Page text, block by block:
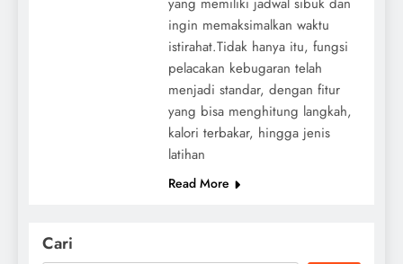
ingin memaksimalkan waktu
istirahat.Tidak hanya itu, fungsi
pelacakan kebugaran telah
menjadi standar, dengan fitur
yang bisa menghitung langkah,
kalori terbakar, hingga jenis
latihan
Read More
Cari